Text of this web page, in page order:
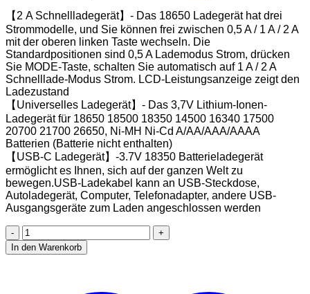
【2 A Schnellladegerät】- Das 18650 Ladegerät hat drei
Strommodelle, und Sie können frei zwischen 0,5 A / 1 A / 2 A
mit der oberen linken Taste wechseln. Die
Standardpositionen sind 0,5 A Lademodus Strom, drücken
Sie MODE-Taste, schalten Sie automatisch auf 1 A / 2 A
Schnelllade-Modus Strom. LCD-Leistungsanzeige zeigt den
Ladezustand
【Universelles Ladegerät】- Das 3,7V Lithium-Ionen-
Ladegerät für 18650 18500 18350 14500 16340 17500
20700 21700 26650, Ni-MH Ni-Cd A/AA/AAA/AAAA
Batterien (Batterie nicht enthalten)
【USB-C Ladegerät】-3.7V 18350 Batterieladegerät
ermöglicht es Ihnen, sich auf der ganzen Welt zu
bewegen.USB-Ladekabel kann an USB-Steckdose,
Autoladegerät, Computer, Telefonadapter, andere USB-
Ausgangsgeräte zum Laden angeschlossen werden
IMREN
18650
Ladegerät,
In den Warenkorb